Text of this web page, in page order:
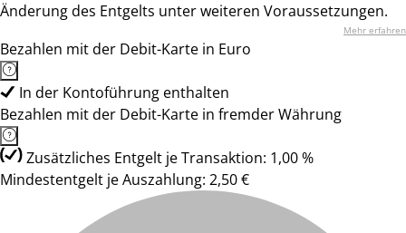
Änderung des Entgelts unter weiteren Voraussetzungen.
Mehr erfahren
Bezahlen mit der Debit-Karte in Euro
In der Kontoführung enthalten
Bezahlen mit der Debit-Karte in fremder Währung
Zusätzliches Entgelt je Transaktion: 1,00 %
Mindestentgelt je Auszahlung: 2,50 €